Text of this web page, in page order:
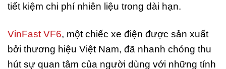
tiết kiệm chi phí nhiên liệu trong dài hạn.
VinFast VF6, một chiếc xe điện được sản xuất
bởi thương hiệu Việt Nam, đã nhanh chóng thu
hút sự quan tâm của người dùng với những tính